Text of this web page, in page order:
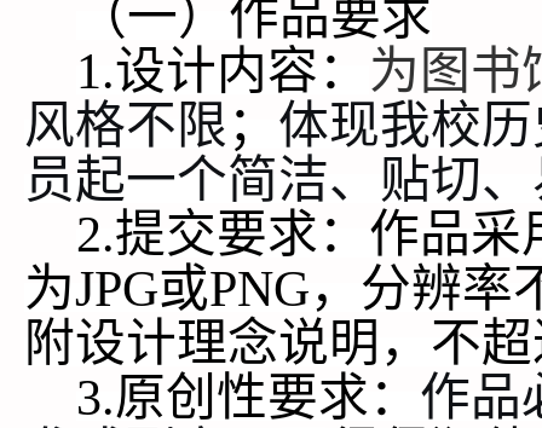
（一）作品要求
1.设计内容： 为图书
风格不限； 体现我校
员起一个简洁、贴切
2.提交要求：作品
为JPG或PNG，分辨率
附设计理念说明，不
3.原创性要求： 作品